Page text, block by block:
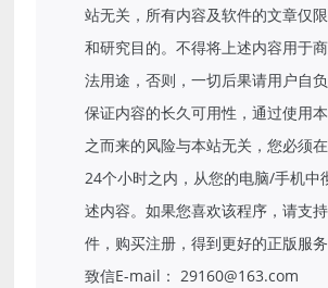
站无关，所有内容及软件的文章仅
和研究目的。不得将上述内容用于
法用途，否则，一切后果请用户自
保证内容的长久可用性，通过使用
之而来的风险与本站无关，您必须
24个小时之内，从您的电脑/手机中
述内容。如果您喜欢该程序，请支
件，购买注册，得到更好的正版服
致信E-mail： 29160@163.com